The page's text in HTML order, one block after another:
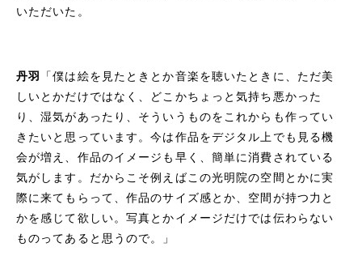
いただいた。
丹羽 「僕は絵を見たときとか音楽を聴いたときに、ただ美
しいとかだけではなく、どこかちょっと気持ち悪かった
り、湿気があったり、そういうものをこれからも作ってい
きたいと思っています。今は作品をデジタル上でも見る機
会が増え、作品のイメージも早く、簡単に消費されている
気がします。だからこそ例えばこの光明院の空間とかに実
際に来てもらって、作品のサイズ感とか、空間が持つ力と
かを感じて欲しい。写真とかイメージだけでは伝わらない
ものってあると思うので。」